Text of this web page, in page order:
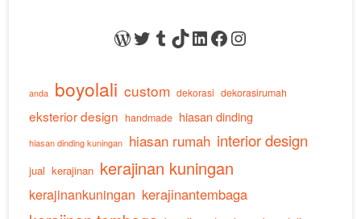
WordPress
Twitter
Tumblr
TikTok
LinkedIn
Facebook
Instagram
anda boyolali custom dekorasi dekorasirumah
eksterior design handmade hiasan dinding
hiasan dinding kuningan hiasan rumah interior design
jual kerajinan kerajinan kuningan
kerajinankuningan kerajinantembaga